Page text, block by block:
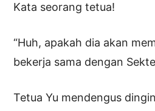
Kata seorang tetua!
“Huh, apakah dia akan
bekerja sama dengan
Tetua Yu mendengus